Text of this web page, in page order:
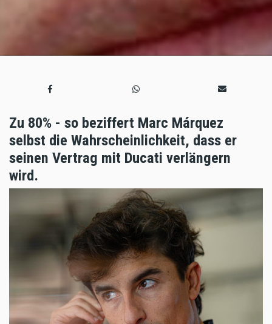
Zu 80% - so beziffert Marc Márquez
selbst die Wahrscheinlichkeit, dass er
seinen Vertrag mit Ducati verlängern
wird.